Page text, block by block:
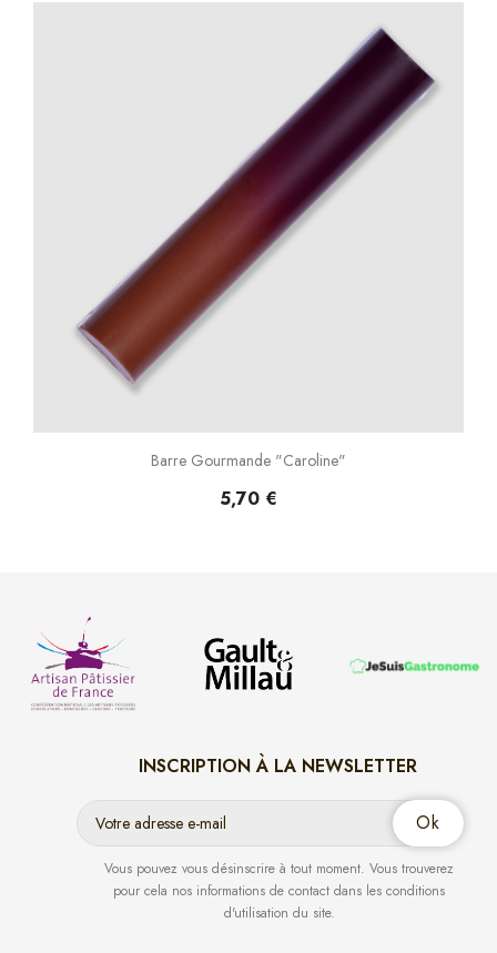
Barre Gourmande "Caroline"
5,70 €
INSCRIPTION À LA NEWSLETTER
Vous pouvez vous désinscrire à tout moment. Vous trouverez
pour cela nos informations de contact dans les conditions
d'utilisation du site.